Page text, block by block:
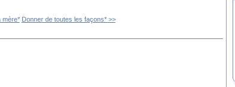
mère* Donner de toutes les façons* >>